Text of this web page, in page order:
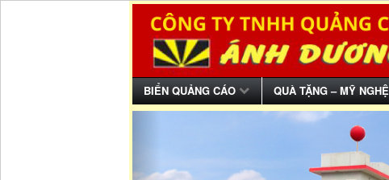
BIỂN QUẢNG CÁO QUÀ TẶNG – MỸ NGHỆ